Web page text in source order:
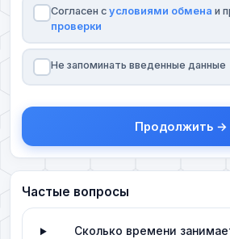
Согласен с условиями обмена и
проверки
Не запоминать введенные данные
Продолжить →
Частые вопросы
Сколько времени